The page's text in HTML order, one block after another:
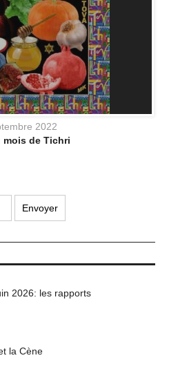
2022
mois de Tichri
2026: les rapports
la Cène